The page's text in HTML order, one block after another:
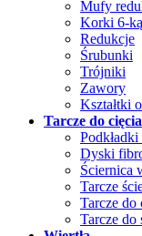
Mufy
Korki 6-
Redukcje
Śrubunki
Trójniki
Zawory
Kształtki
Tarcze do
Dyski
Ściernica
Tarcze
Tarcze do
Tarcze do